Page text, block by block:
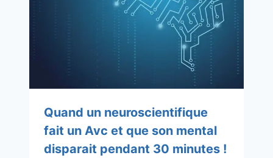
Quand un neuroscientifique
fait un Avc et que son mental
disparait pendant 30 minutes !